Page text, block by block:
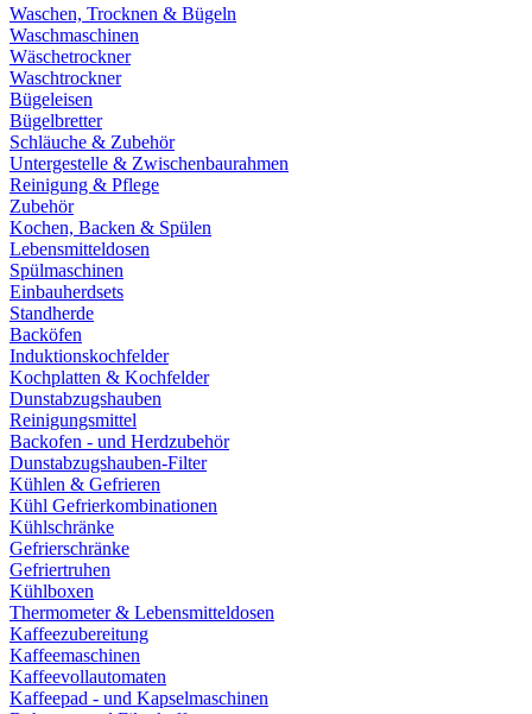
Waschen, Trocknen & Bügeln
Waschmaschinen
Wäschetrockner
Waschtrockner
Bügeleisen
Bügelbretter
Schläuche & Zubehör
Untergestelle & Zwischenbaurahmen
Reinigung & Pflege
Zubehör
Kochen, Backen & Spülen
Lebensmitteldosen
Spülmaschinen
Einbauherdsets
Standherde
Backöfen
Induktionskochfelder
Kochplatten & Kochfelder
Dunstabzugshauben
Reinigungsmittel
Backofen - und Herdzubehör
Dunstabzugshauben-Filter
Kühlen & Gefrieren
Kühl Gefrierkombinationen
Kühlschränke
Gefrierschränke
Gefriertruhen
Kühlboxen
Thermometer & Lebensmitteldosen
Kaffeezubereitung
Kaffeemaschinen
Kaffeevollautomaten
Kaffeepad - und Kapselmaschinen